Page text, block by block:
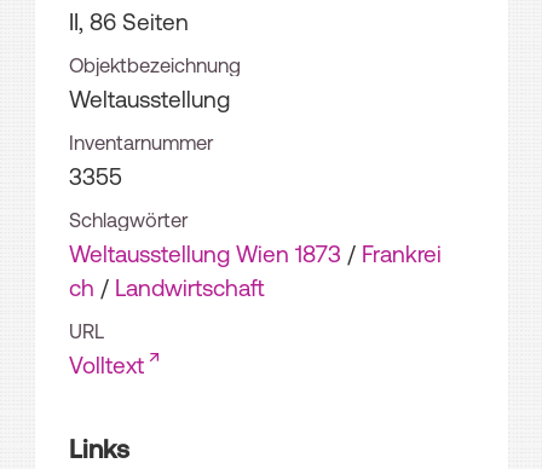
II, 86 Seiten
Objektbezeichnung
Weltausstellung
Inventarnummer
3355
Schlagwörter
Weltausstellung Wien 1873 / Frankrei
ch / Landwirtschaft
URL
Volltext
Links